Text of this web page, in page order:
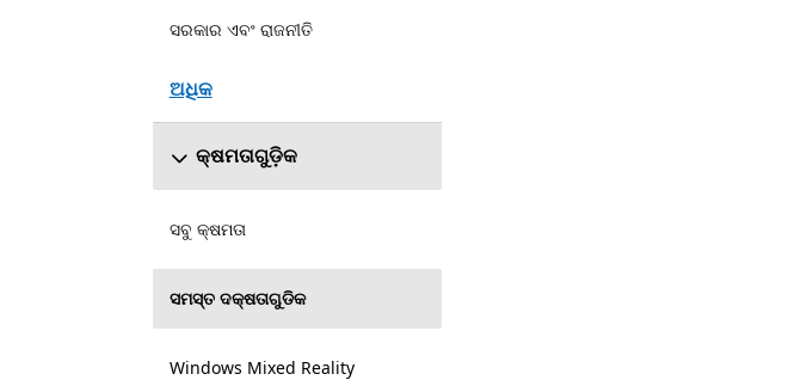
ସରକାର ଏବଂ ରାଜନୀତି
ଅଧିକ
କ୍ଷମତାଗୁଡ଼ିକ
ସବୁ କ୍ଷମତା
ସମସ୍ତ ଦକ୍ଷତାଗୁଡିକ
Windows Mixed Reality